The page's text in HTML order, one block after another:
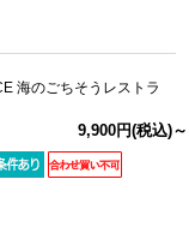
海のごちそうレストラ
9,900円(税込)～